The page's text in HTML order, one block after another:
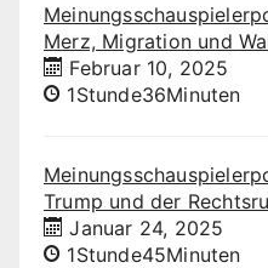
Merz, Migration und
Februar 10, 2025
1Stunde36Minuten
Trump und der
Januar 24, 2025
1Stunde45Minuten